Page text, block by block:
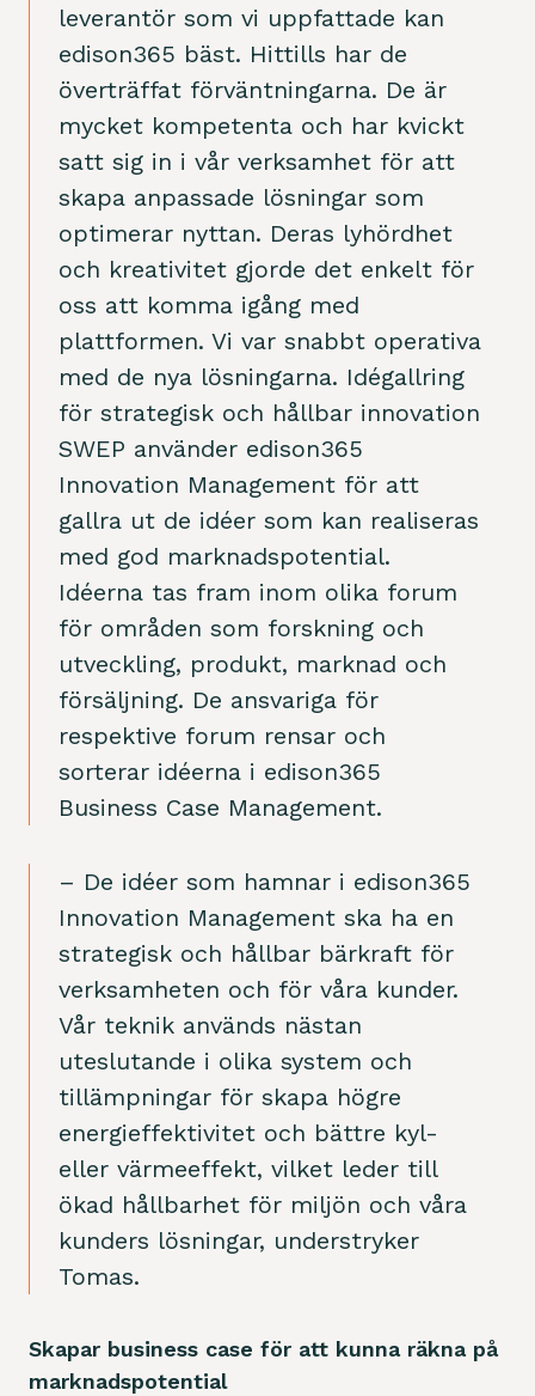
leverantör som vi uppfattade kan
edison365 bäst. Hittills har de
överträffat förväntningarna. De är
mycket kompetenta och har kvickt
satt sig in i vår verksamhet för att
skapa anpassade lösningar som
optimerar nyttan. Deras lyhördhet
och kreativitet gjorde det enkelt för
oss att komma igång med
plattformen. Vi var snabbt operativa
med de nya lösningarna. Idégallring
för strategisk och hållbar innovation
SWEP använder edison365
Innovation Management för att
gallra ut de idéer som kan realiseras
med god marknadspotential.
Idéerna tas fram inom olika forum
för områden som forskning och
utveckling, produkt, marknad och
försäljning. De ansvariga för
respektive forum rensar och
sorterar idéerna i edison365
Business Case Management.
– De idéer som hamnar i edison365
Innovation Management ska ha en
strategisk och hållbar bärkraft för
verksamheten och för våra kunder.
Vår teknik används nästan
uteslutande i olika system och
tillämpningar för skapa högre
energieffektivitet och bättre kyl-
eller värmeeffekt, vilket leder till
ökad hållbarhet för miljön och våra
kunders lösningar, understryker
Tomas.
Skapar business case för att kunna räkna på
marknadspotential